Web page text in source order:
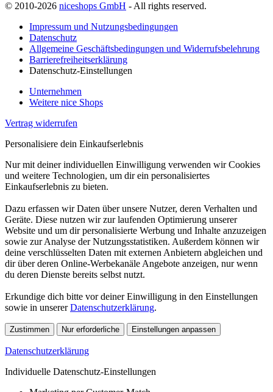
© 2010-2026 niceshops GmbH - All rights reserved.
Impressum und Nutzungsbedingungen
Datenschutz
Allgemeine Geschäftsbedingungen und Widerrufsbelehrung
Barrierefreiheitserklärung
Datenschutz-Einstellungen
Unternehmen
Weitere nice Shops
Vertrag widerrufen
Personalisiere dein Einkaufserlebnis
Nur mit deiner individuellen Einwilligung verwenden wir Cookies
und weitere Technologien, um dir ein personalisiertes
Einkaufserlebnis zu bieten.
Dazu erfassen wir Daten über unsere Nutzer, deren Verhalten und
Geräte. Diese nutzen wir zur laufenden Optimierung unserer
Website und um dir personalisierte Werbung und Inhalte anzuzeigen
sowie zur Analyse der Nutzungsstatistiken. Außerdem können wir
deine verschlüsselten Daten mit externen Anbietern abgleichen und
dir über deren Online-Werbekanäle Angebote anzeigen, nur wenn
du deren Dienste bereits selbst nutzt.
Erkundige dich bitte vor deiner Einwilligung in den Einstellungen
sowie in unsererDatenschutzerklärung.
Zustimmen Nur erforderliche Einstellungen anpassen
Datenschutzerklärung
Individuelle Datenschutz-Einstellungen